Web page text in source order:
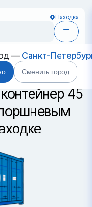
Находка
— Санкт-
Сменить город
45